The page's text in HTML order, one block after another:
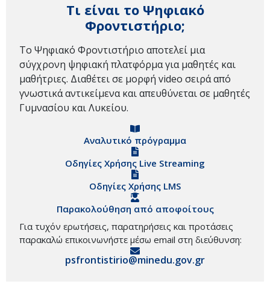
Τι είναι το Ψηφιακό
Φροντιστήριο;
Το Ψηφιακό Φροντιστήριο αποτελεί μια
σύγχρονη ψηφιακή πλατφόρμα για μαθητές και
μαθήτριες. Διαθέτει σε μορφή video σειρά από
γνωστικά αντικείμενα και απευθύνεται σε μαθητές
Γυμνασίου και Λυκείου.
Αναλυτικό πρόγραμμα
Οδηγίες Χρήσης Live Streaming
Οδηγίες Χρήσης LMS
Παρακολούθηση από αποφοίτους
Για τυχόν ερωτήσεις, παρατηρήσεις και προτάσεις
παρακαλώ επικοινωνήστε μέσω email στη διεύθυνση:
psfrontistirio@minedu.gov.gr